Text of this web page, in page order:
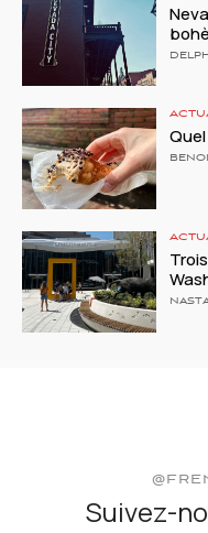
Suivez-